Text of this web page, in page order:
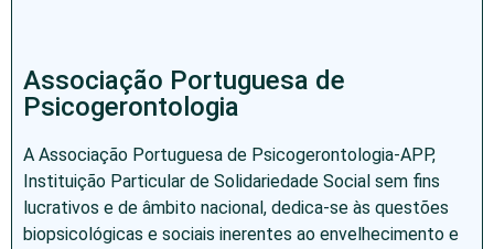
Associação Portuguesa de
Psicogerontologia
A Associação Portuguesa de Psicogerontologia-APP,
Instituição Particular de Solidariedade Social sem fins
lucrativos e de âmbito nacional, dedica-se às questões
biopsicológicas e sociais inerentes ao envelhecimento e